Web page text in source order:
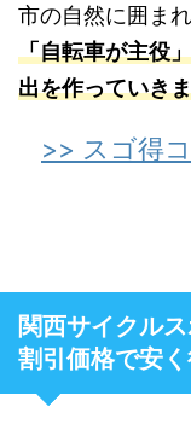
市の自然に囲ま
「自転車が主役
出を作っていき
>> スゴ得
関西サイクル
割引価格で安